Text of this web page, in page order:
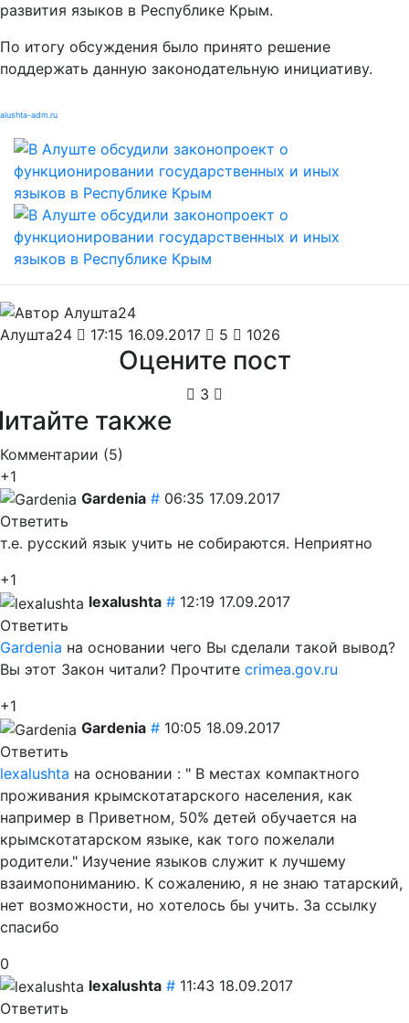
развития языков в Республике Крым.
По итогу обсуждения было принято решение
поддержать данную законодательную инициативу.
alushta-adm.ru
Алушта24 17:15 16.09.2017 5 1026
Оцените пост
3
также
Комментарии (5)
+1
Gardenia # 06:35 17.09.2017
Ответить
т.е. русский язык учить не собираются. Неприятно
+1
lexalushta # 12:19 17.09.2017
Ответить
Gardenia на основании чего Вы сделали такой вывод?
Вы этот Закон читали? Прочтите crimea.gov.ru
+1
Gardenia # 10:05 18.09.2017
Ответить
lexalushta на основании : " В местах компактного
проживания крымскотатарского населения, как
например в Приветном, 50% детей обучается на
крымскотатарском языке, как того пожелали
родители." Изучение языков служит к лучшему
взаимопониманию. К сожалению, я не знаю татарский,
нет возможности, но хотелось бы учить. За ссылку
спасибо
0
lexalushta # 11:43 18.09.2017
Ответить